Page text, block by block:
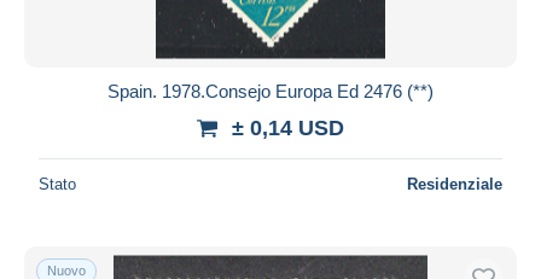
Spain. 1978.Consejo Europa Ed 2476 (**)
± 0,14 USD
Stato Residenziale
Nuovo